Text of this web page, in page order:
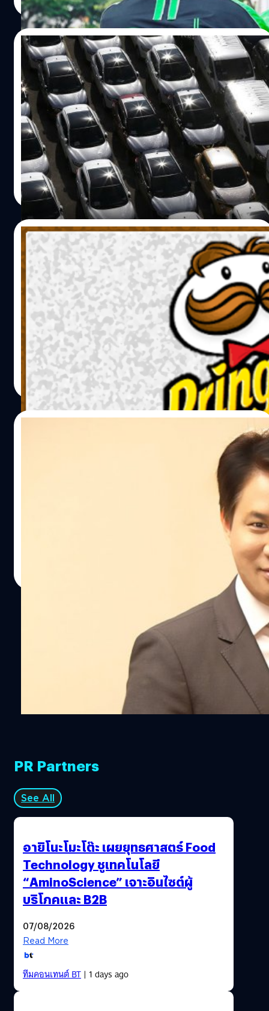
มวนเพชฌฆาตจะตัดหัวของมดแล้วนำมาติดไว้บนด้านหลังตัว
เองด้วยสารเหนียวพิเศษที่หลั่งออกมาเพื่อการนี้ ด้วย
พฤติกรรมที่น่าขนลุกของเจ้ามวนเพชฌฆาตนี้เป็นที่ดัง
กระฉ่อนในหมู่นักวิทยาศาสตร์ชีวภาพ ทีมนักสำรวจจาก
มหาวิทยาลัยแคนเทอร์บูรี จากนิวซีแลนด์เลยขอทำการ
ทดลองหาคำตอบว่าเจ้ามวนเพชฌฆาตจะเอาหัวของเหยื่อ
ติดตามตัวไปเพื่ออะไรกัน ในการทดลองนี้ เจ้ามวนเพชฌฆาต
ต้องเจอเรื่องซวยแล้วล่ะ เพราะนักวิทยาศาสตร์จับพวกมันมา
ใส่ตู้กระจกสังเกตการณ์ที่มีแมงมุมกระโดด (Jumping
spiders) ศัตรูคู่อาฆาตที่มองเห็นมวนเพชฌฆาตเป็นอาหาร
โปรด ในตู้นี้มีมวนเพชฌฆาตหลายตัว บางตัวก็สวมเกราะหัว
มด…
ปักธงในภูมิภาคนี้โดยตั้งบริษัทอยู่ที่สิงคโปร์ด้วยเช่นกัน และ
Grab ได้ดำเนินกิจการในประเทศอื่น ๆ มาแล้วด้วยบริการ
GrabBike เช่น ประเทศไทย เวียดนาม และอินโดนีเซีย Grab
ยังมีจุดแข็งที่ได้รับการสนับสนุนจากบริษัทด้านเทคโนโลยี
ได้แก่ SoftBank Group Corp, Microsoft Corp, Toyota
Motor Corp และ Uber แต่จะต้องผ่านด่านเข้าสู่การทดสอบให้
บริการจากรัฐบาลในช่วงแรก เมื่อต้นเดือนนี้รัฐบาลมาเลเซียจะ
ออกใบอนุญาตให้บริการเรียกมอเตอร์ไซค์รับจ้าง เช่น Gojek
ของอินโดนีเซีย ให้ดำเนินกิจการได้ในระยเวลาที่จำกัด คือ 6
เดือนนับตั้งแต่เดือนมกราคม 2563 เพื่อเป็นโครงการนำร่องใน
การวัดดูความต้องการใช้บริการ โครงการนำร่อง 6 เดือนจะ
อนุญาตให้รัฐบาลและบริษัทที่เข้าร่วมทำการเก็บรวบรวมข้อมูล
และประเมินความต้องการใช้บริการ โดยในส่วนของเจ้าหน้าที่
รัฐจะทำงานในส่วนออกร่างกฎหมายเพื่อกำกับดูแลบริการ
เรียกรถรับจ้างเหล่านี้ให้ถูกต้อง Grab จะเริ่มนำร่องให้บริการที่
จำกัดระยะเวลาช่วงทดสอบใน Klang Valley พื้นที่เจริญของ
กรุงกัวลาลัมเปอร์เมืองหลวงของมาเลเซีย ซึ่งจะให้บริการส่ง
อาหารด้วย และตอนนี้กำลังประกาศรับสมัครคนขับไปจนถึงวัน
จันทร์หน้า…
10/08/2019
มาเลเซีย และ DreamEDGE เปิดโครงการ
รถยนต์ใหม่ที่ใช้เทคโนโลยีขั้นสูง สนับสนุนโดย
ญี่ปุ่น
ดร. มหาเธร์ โมฮัมหมัด นายกรัฐมนตรี ประเทศมาเลเซีย ได้มา
เปิดตัวโครงการรถยนต์ตลาดแบรนด์ใหม่ เมื่อวันศุกร์ ที่ 9
สิงหาคม 2562 ที่แสดงให้เห็นว่ามาเลเซียกำลังส่งเสริมการ
พัฒนาอุตสาหกรรมรถยนต์โดยใช้เทคโนโลยีขั้นสูงเพื่อก้าวสู่
ความเติบโตที่ยั่งยืน Darell Leiking รัฐมนตรีการค้าและ
อุตสาหกรรม มาเลเซีย กล่าวว่า ไดฮัตสุ (Daihatsu Motor
Corp) ของญี่ปุ่นจะเข้ามาให้ความช่วยเหลือด้านเทคนิคต่อ
บริษัท DreamEDGE ของมาเลเซีย ในการพัฒนาโครงการใหม่
นี้ และโครงการนี้ได้รับเงินทุนจากเอกชนโดยไม่ได้พึ่งเงินทุน
จากรัฐบาลเลย ส่วนแบรนด์ใหม่ของรถยนต์ยังไม่มีชื่อ ขอเน้น
ว่าราคาจะไม่สูง และเต็มไปด้วยเทคโนโลยีขั้นสูง มาเลเซียได้
ผลักดันอุตสาหกรรมรถยนต์มาอย่างต่อเนื่อง จึงเปิดประตูให้
บริษัทผลิตรถยนต์ต่างชาติเข้ามาร่วมลงทุน ซึ่งที่ผ่านมา ไดฮัต
สุ (บริษัทในเครือของโตโยต้า) ได้มาถือหุ้นใน Perodua ผู้ผลิต
รถยนต์ท้องถิ่นอันดับสองของมาเลเซียและเป็นแบรนด์ที่ขายดี
ที่สุด มาเลเซียจึงได้รับการสนับสนุนด้านเทคโนโลยีจากไดฮัทสุ
ซึ่งจะช่วยเพิ่มความแข็งแกร่งอุตสาหกรรมรถยนต์ในประเทศ
ให้เติบโตยิ่งขึ้น สามารถแข่งขัน และทำรายได้สู่ประเทศได้
อย่างมากมายในอนาคต Khairil Adri Adnan : CEO ของ
DreamEDGE กล่าวว่า คาดว่ารุ่นแรกจะออกเป็น C-segment
sedan ที่ขับเคลื่อนโดยเครื่องยนต์เชื้อเพลิงหรือระบบไฮบริด
จะออกมาราวในเดือนมีนาคม 2564…
ศิลา วงศ์เจริญ| 2556 days ago
Read More
11/10/2018
มันทอดพริงเกิลส์ กับความมิราเคิล ของสินค้า
2 มาตรฐาน
"พริงเกิลส์" มันฝรั่งทอด ลุงหนวด กระป๋องยาวสีแดง ที่วัยเด็ก
ใครๆ ก็เคยลิ้มลอง ไม่ใช่เพราะแพร่หลายนะ แต่เพราะเมื่อ
ก่อนมันมักจะอยู่ในกระเช้าของขวัญปีใหม่ของคุณพ่อ ซึ่งมัก
จะเป็นเพียงแค่ไม่กี่อย่างที่เด็กๆ อย่างเราอยากกิน (ถ้าเป็นเรา
ตอนนี้คงอยากได้ น้ำหมักขวดแก้วที่อยู่กลางกระเช้ามากกว่า
?) แต่พอโตแล้วจะซื้อกินเอง ก็ตัดใจซื้อไม่ลง ขนมนำเข้าจาก
อเมริกา กระป๋องละตั้งเกือบร้อย จนวันก่อนเดินห้าง เห็นลด
ราคาเหลือกระป๋องละ 45 บาท 2 กระป๋องไม่ถึงร้อย #โคตรถูก
กกกก กลับบ้านมาลองกิน . . . ทำ ไม มัน ไม่ อร่อย เหมือน เมื่อ
ก่อน วะ -*- (ซื้อมา 2 กระป๋องด้วยแสรดดด) เก็บความข้องใจ
ไปที่ห้างใหม่ อ้าว ทำไมมันมี 2 ราคา ขนาดย่อม 55 บาท กับ
ขนาดใหญ่คุ้นเคย 99 บาท อ้าวแล้วของเหมือนกัน ขายต่างกัน
Anake Chatsatthar (Camel ?)| 2858 days ago
Read More
CAT หวังรายได้ตลาดใหม่ ดันโซลูชั่นเครือข่าย
รองรับ 5 เขตเศรษฐกิจพิเศษและธุรกิจ
ดร.ดนันท์ สุภัทรพันธุ์ ผู้ช่วยกรรมการผู้จัดการใหญ่ กลุ่ม
พัฒนาผลิตภัณฑ์ บริษัท กสท โทรคมนาคม จำกัด (มหาชน)
(CAT) แจงเร่งพัฒนาโครงข่ายใน 5 เขตเศรษฐกิจพิเศษ
ขานรับ Road map รัฐบาลสู่เส้นทาง AEC 2015 พร้อมให้
บริการสื่อสารโทรคมนาคมแก่ผู้ประกอบการ หวังปิดเป้ารายได้
PR Partners
See All
อายิโนะโมะโต๊ะ เผยยุทธศาสตร์ Food
Technology ชูเทคโนโลยี
“AminoScience” เจาะอินไซต์ผู้
บริโภคและ B2B
07/08/2026
Read More
ทีมคอนเทนต์ BT| 1 days ago